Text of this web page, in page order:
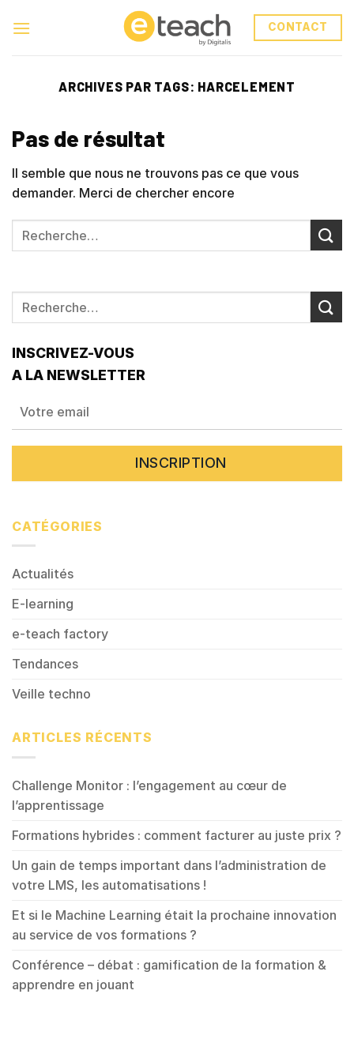
CONTACT
ARCHIVES PAR TAGS: HARCELEMENT
Pas de résultat
Il semble que nous ne trouvons pas ce que vous
demander. Merci de chercher encore
INSCRIVEZ-VOUS
A LA NEWSLETTER
CATÉGORIES
Actualités
E-learning
e-teach factory
Tendances
Veille techno
ARTICLES RÉCENTS
Challenge Monitor : l’engagement au cœur de
l’apprentissage
Formations hybrides : comment facturer au juste prix ?
Un gain de temps important dans l’administration de
votre LMS, les automatisations !
Et si le Machine Learning était la prochaine innovation
au service de vos formations ?
Conférence – débat : gamification de la formation &
apprendre en jouant